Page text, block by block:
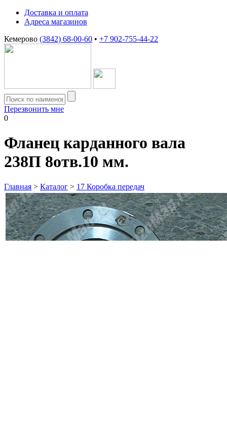
Доставка и оплата
Адреса магазинов
Кемерово (3842) 68-00-60 • +7 902-755-44-22
Перезвонить мне
0
Фланец карданного вала
238П 8отв.10 мм.
Главная > Каталог > 17 Коробка передач